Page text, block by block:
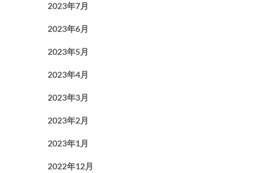
2023年7月
2023年6月
2023年5月
2023年4月
2023年3月
2023年2月
2023年1月
2022年12月